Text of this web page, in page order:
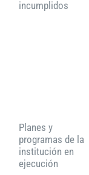
incumplidos
Planes y
programas de la
institución en
ejecución